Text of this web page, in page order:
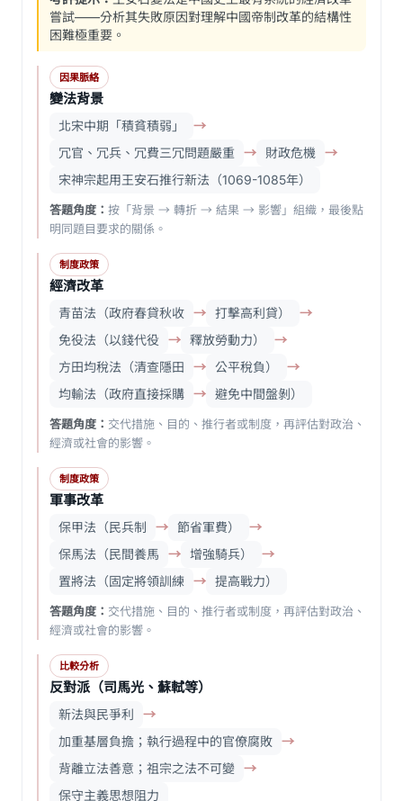
嘗試——分析其失敗原因對理解中國帝制改革的結構性
困難極重要。
因果脈絡
變法背景
北宋中期「積貧積弱」
→
冗官、冗兵、冗費三冗問題嚴重
→ 財政危機
→
宋神宗起用王安石推行新法（1069-1085年）
答題角度： 按「背景 → 轉折 → 結果 → 影響」組織，最後點
明同題目要求的關係。
制度政策
經濟改革
青苗法（政府春貸秋收 → 打擊高利貸）
→
免役法（以錢代役 → 釋放勞動力）
→
方田均稅法（清查隱田
→ 公平稅負）
→
均輸法（政府直接採購 → 避免中間盤剝）
答題角度： 交代措施、目的、推行者或制度，再評估對政治、
經濟或社會的影響。
制度政策
軍事改革
保甲法（民兵制 → 節省軍費）
→
保馬法（民間養馬
→ 增強騎兵）
→
置將法（固定將領訓練 → 提高戰力）
答題角度： 交代措施、目的、推行者或制度，再評估對政治、
經濟或社會的影響。
比較分析
反對派（司馬光、蘇軾等）
新法與民爭利
→
加重基層負擔；執行過程中的官僚腐敗 →
背離立法善意；祖宗之法不可變 →
保守主義思想阻力